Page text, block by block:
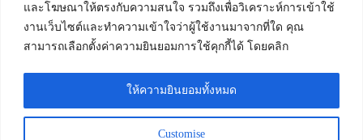
และโฆษณาให้ตรงกับความสนใจ รวมถึงเพื่อวิเคราะห์การเข้าใช้
งานเว็บไซต์และทำความเข้าใจว่าผู้ใช้งานมาจากที่ใด คุณ
สามารถเลือกตั้งค่าความยินยอมการใช้คุกกี้ได้ โดยคลิก
Customise
ให้ความยินยอมทั้งหมด
บริษัท เน็ทฟิวชั่น คอมมิวนิเคชั่น จำกัด 420/94 ถนน
นัมเบอร์วัน-ราม 2 แขวงดอกไม้, เขตประเวศ
กรุงเทพมหานคร 10250
โทรศัพท์ :084-553-4055,086-309-5259,